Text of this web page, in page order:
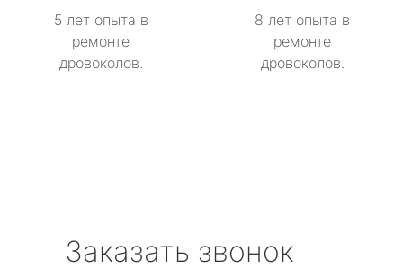
5 лет опыта в
ремонте
дровоколов.
8 лет опыта в
ремонте
дровоколов.
Заказать звонок